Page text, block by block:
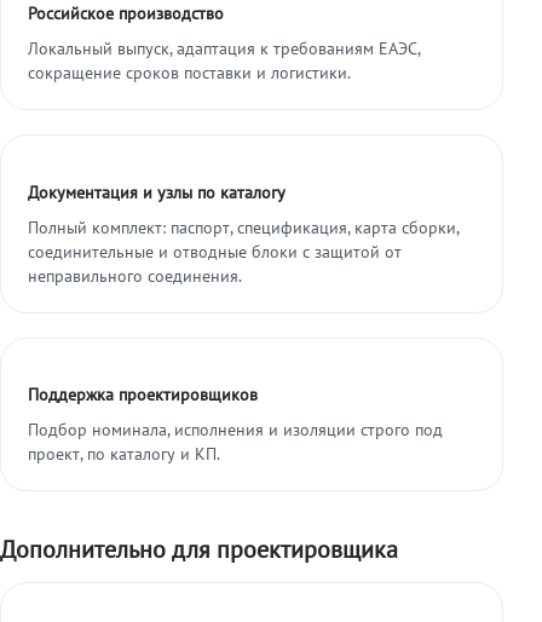
Российское производство
Локальный выпуск, адаптация к требованиям ЕАЭС,
сокращение сроков поставки и логистики.
Документация и узлы по каталогу
Полный комплект: паспорт, спецификация, карта сборки,
соединительные и отводные блоки с защитой от
неправильного соединения.
Поддержка проектировщиков
Подбор номинала, исполнения и изоляции строго под
проект, по каталогу и КП.
Дополнительно для проектировщика